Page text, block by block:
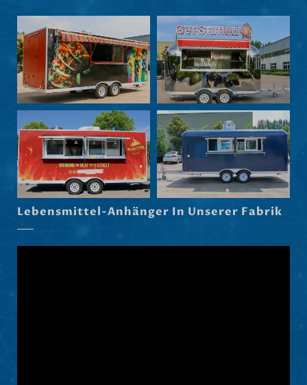
Lebensmittel-Anhänger In Unserer Fabrik
Slovenščina
Latviešu valoda
Dansk
Hrvatski
Српски језик
Norsk nynorsk
Maori
Eesti
Български